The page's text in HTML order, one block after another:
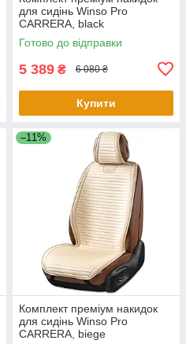
для сидінь Winso Pro
СARRERA, black
Готово до відправки
5 389 ₴ 6 080 ₴
Купити
–11%
Комплект преміум накидок
для сидінь Winso Pro
СARRERA, biege